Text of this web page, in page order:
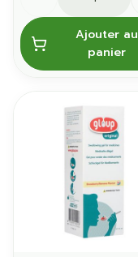
Ajouter au
panier